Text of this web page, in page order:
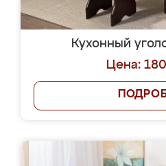
Кухонный
Цена: